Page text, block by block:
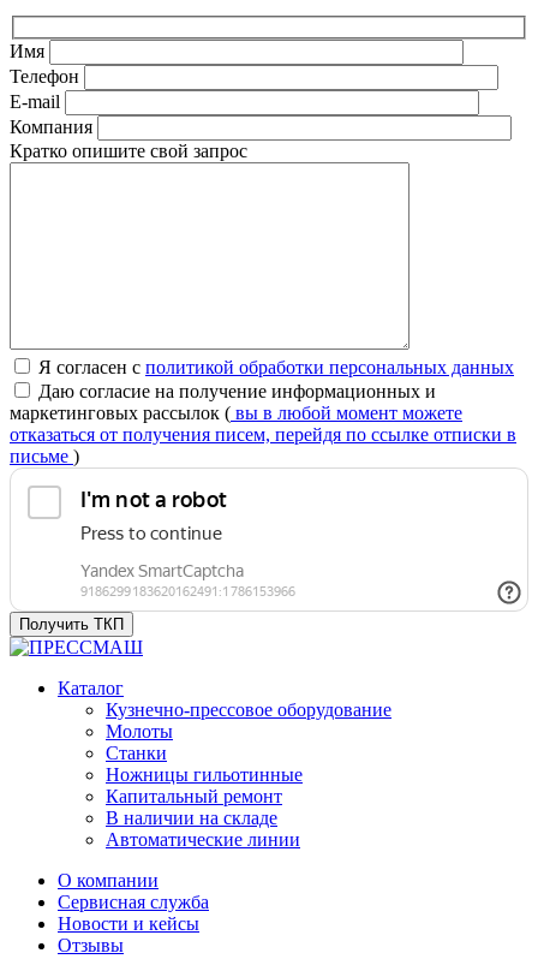
Имя
Телефон
E-mail
Компания
Кратко опишите свой запрос
Я согласен с политикой обработки персональных данных
Даю согласие на получение информационных и
маркетинговых рассылок ( вы в любой момент можете
отказаться от получения писем, перейдя по ссылке отписки в
письме )
Получить ТКП
Каталог
Кузнечно-прессовое оборудование
Молоты
Станки
Ножницы гильотинные
Капитальный ремонт
В наличии на складе
Автоматические линии
О компании
Сервисная служба
Новости и кейсы
Отзывы